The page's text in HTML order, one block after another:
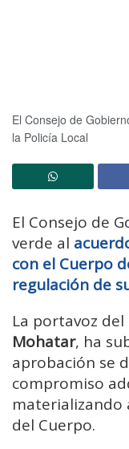
El Consejo de
la Policía Local
El Consejo de
verde al
con el Cuerpo
regulación de
La portavoz
Mohatar, ha
aprobación se
compromiso
materializando
del Cuerpo.